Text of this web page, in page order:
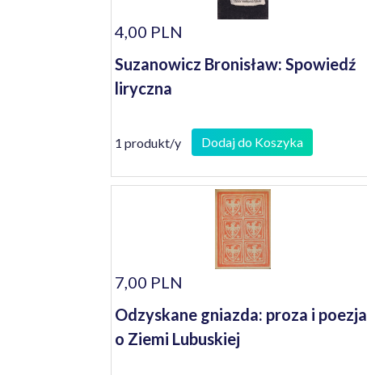
4,00 PLN
Suzanowicz Bronisław: Spowiedź
liryczna
1 produkt/y Dodaj do Koszyka
7,00 PLN
Odzyskane gniazda: proza i poezja
o Ziemi Lubuskiej